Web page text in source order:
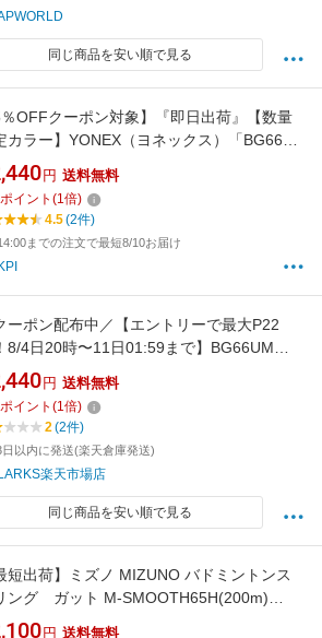
同じ商品を安い順で見る
％OFFクーポン対象】『即日出荷』【数量
カラー】YONEX（ヨネックス）「BG66
（BG66アルティマックス） 200mロ
BG66UM-2」 バドミントンストリング
ット）
円 送料無料
ポイント (1倍)
4.5(2件)
までの注文で最短8/10お届け
KPI
ーポン配布中／【エントリーで最大P22
8/4日20時〜11日01:59まで】BG66UM
アルティマックス BG66UM-2 200m ヨ
クス YONEX バドミントン ロールガット
リング「楽天倉庫より発送予定」「メール
円 送料無料
ポイント (1倍)
2(2件)
日以内に発送(楽天倉庫発送)
LARKS楽天市場店
同じ商品を安い順で見る
短出荷】ミズノ MIZUNO バドミントンス
ング ガット M-SMOOTH65H(200m)
バドミントン
円 送料無料